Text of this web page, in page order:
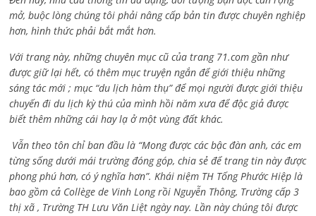
mở, buộc lòng chúng tôi phải nâng cấp bản tin được chuyên nghiệp
hơn, hình thức phải bắt mắt hơn.
Với trang này, những chuyên mục cũ của trang 71.com gần như
được giữ lại hết, có thêm mục truyện ngắn để giới thiệu những
sáng tác mới ; mục “du lịch hàm thụ” để mọi người được giới thiệu
chuyến đi du lịch kỳ thú của mình hồi năm xưa để độc giả được
biết thêm những cái hay lạ ở một vùng đất khác.
Vẫn theo tôn chỉ ban đầu là “Mong được các bậc đàn anh, các em
từng sống dưới mái trường đóng góp, chia sẻ để trang tin này được
phong phú hơn, có ý nghĩa hơn”. Khái niệm TH Tống Phước Hiệp là
bao gồm cả Collège de Vinh Long rồi Nguyễn Thông, Trường cấp 3
thị xã , Trường TH Lưu Văn Liệt ngày nay. Lần này chúng tôi được